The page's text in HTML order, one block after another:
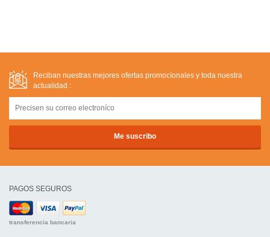
Reciban nuestras mejores ofertas promocíonales y toda nuestra
actualidad :
PAGOS SEGUROS
transferencia bancaria